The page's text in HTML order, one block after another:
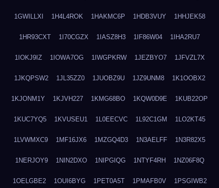
1GWILLXI 1H4L4ROK 1HAKMC6P 1HDB3VUY 1HHJEK58
1HR93CXT 1I70CGZX 1IASZ8H3 1IF86W04 1IHA2RU7
1IOKJ9IZ 1IOWA7OG 1IWGPKRW 1JEZBYO7 1JFVZL7X
1JKQPSW2 1JL35ZZ0 1JUOBZ9U 1JZ9UNM8 1K1OOBX2
1KJONM1Y 1KJVH227 1KMG68BO 1KQW0D9E 1KUB22OP
1KUC7YQ5 1KVUSEU1 1L0EECVC 1L92C1GM 1LO2KT45
1LVWMXC9 1MF16JX6 1MZGQ4D3 1N3AELFF 1N3R82X5
1NERJOY9 1NIN2DXO 1NIPGIQG 1NTYF4RH 1NZ06F8Q
1OELGBE2 1OUI6BYG 1PET0A5T 1PMAFB0V 1PSGIWB2